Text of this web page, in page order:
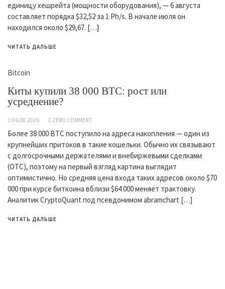
единицу хешрейта (мощности оборудования), — 6 августа
составляет порядка $32,52 за 1 Ph/s. В начале июля он
находился около $29,67. […]
ЧИТАТЬ ДАЛЬШЕ
Bitcoin
Киты купили 38 000 BTC: рост или
усреднение?
06.08.2026 ZERO COMMENT
Более 38 000 BTC поступило на адреса накопления — один из
крупнейших притоков в такие кошельки. Обычно их связывают
с долгосрочными держателями и внебиржевыми сделками
(OTC), поэтому на первый взгляд картина выглядит
оптимистично. Но средняя цена входа таких адресов около $70
000 при курсе биткоина вблизи $64 000 меняет трактовку.
Аналитик CryptoQuant под псевдонимом abramchart […]
ЧИТАТЬ ДАЛЬШЕ